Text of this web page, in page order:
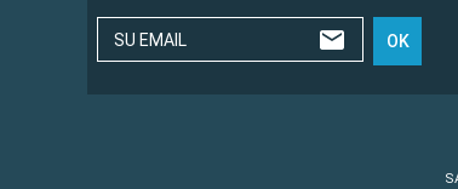
SU EMAIL OK